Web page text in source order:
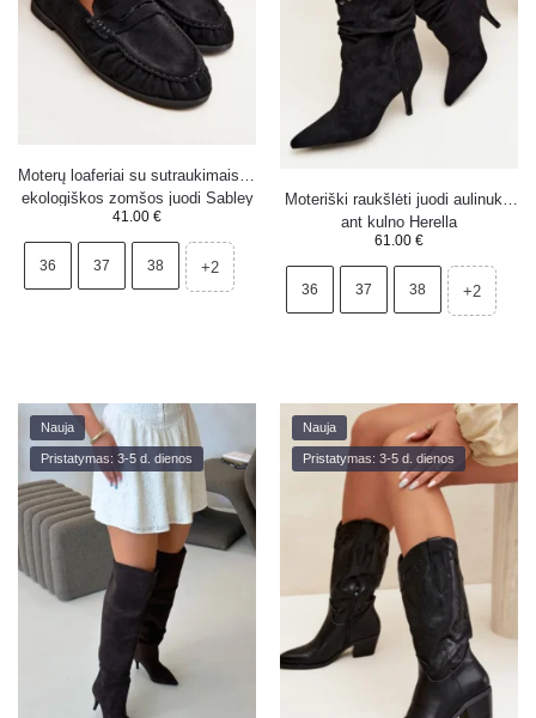
Moterų loaferiai su sutraukimais iš
ekologiškos zomšos juodi Sabley
41.00 €
36 37 38 +2
Moteriški raukšlėti juodi aulinukai
ant kulno Herella
61.00 €
36 37 38 +2
Nauja
Pristatymas: 3-5 d. dienos
Nauja
Pristatymas: 3-5 d. dienos